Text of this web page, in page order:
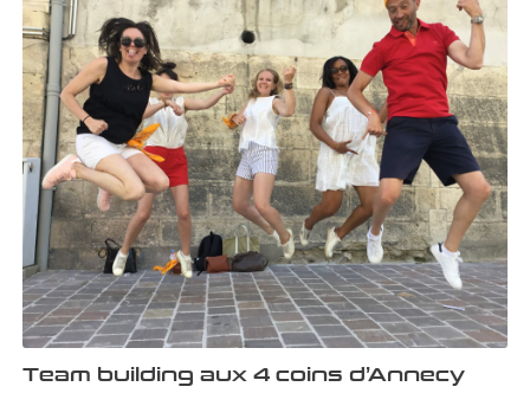
Team building aux 4 coins d’Annecy